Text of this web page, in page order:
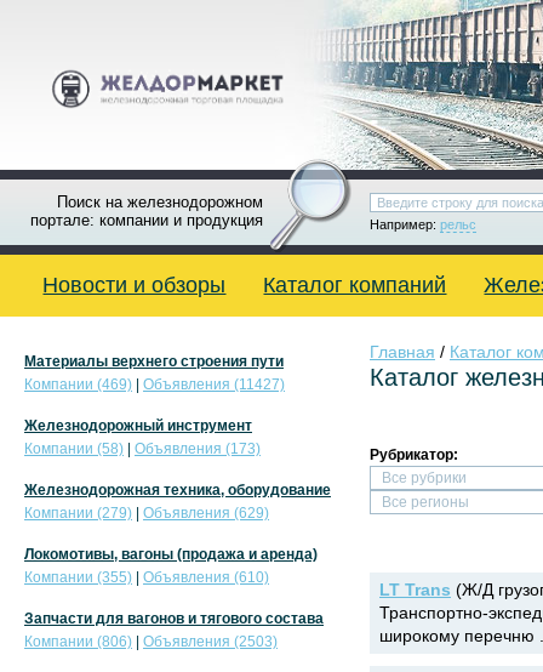
Поиск на железнодорожном
портале: компании и продукция
Например: рельс
Новости и обзоры Каталог компаний
Главная / Каталог
Каталог
Рубрикатор:
LT Trans (Ж/Д
Транспортно-
широкому перечню
Материалы верхнего строения пути
Компании (469)
Объявления (11427)
Железнодорожный инструмент
Компании (58)
Объявления (173)
Железнодорожная техника, оборудование
Компании (279)
Объявления (629)
Локомотивы, вагоны (продажа и аренда)
Компании (355)
Объявления (610)
Запчасти для вагонов и тягового состава
Компании (806)
Объявления (2503)